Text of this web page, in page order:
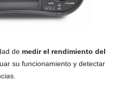
de medir el rendimiento del
su funcionamiento y detectar